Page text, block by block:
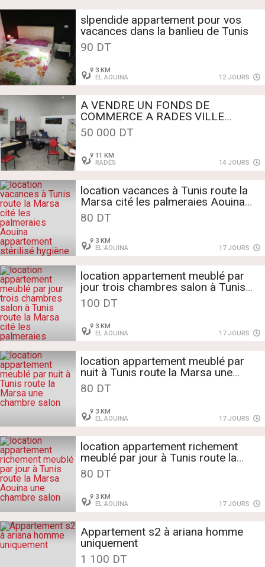
slpendide appartement pour vos
vacances dans la banlieu de Tunis
90 DT
3 KM
EL AOUINA
12 JOURS
A VENDRE UN FONDS DE
COMMERCE A RADES VILLE
AVENUE HABIB BOURGUIBA
50 000 DT
11 KM
RADÈS
14 JOURS
location vacances à Tunis route la
Marsa cité les palmeraies Aouina
appartement stérilisé hygiène
garantie
80 DT
3 KM
EL AOUINA
17 JOURS
location appartement meublé par
jour trois chambres salon à Tunis
route la Marsa cité les palmeraies
Aouina appartement stérilisé
hygiène
100 DT
3 KM
EL AOUINA
17 JOURS
location appartement meublé par
nuit à Tunis route la Marsa une
chambre salon
80 DT
3 KM
EL AOUINA
17 JOURS
location appartement richement
meublé par jour à Tunis route la
Marsa Aouina une chambre salon
80 DT
3 KM
EL AOUINA
17 JOURS
Appartement s2 à ariana homme
uniquement
1 100 DT